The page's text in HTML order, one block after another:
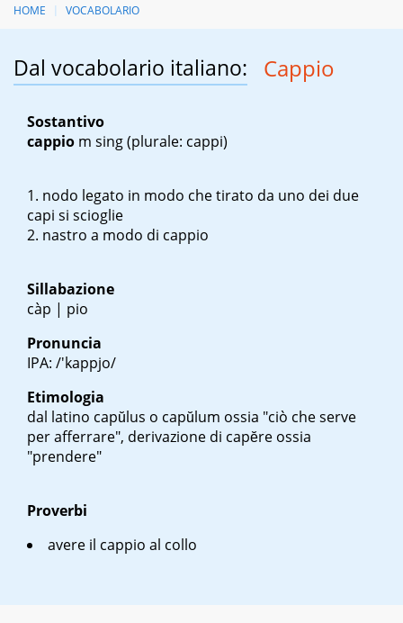
HOME VOCABOLARIO
Dal vocabolario italiano: Cappio
Sostantivo
cappio m sing(plurale: cappi)
nodo legato in modo che tirato da uno dei due
capi si scioglie
nastro a modo di cappio
Sillabazione
càp | pio
Pronuncia
IPA: /'kappjo/
Etimologia
dal latino capŭlus o capŭlum ossia "ciò che serve
per afferrare", derivazione di capĕre ossia
"prendere"
Proverbi
avere il cappio al collo